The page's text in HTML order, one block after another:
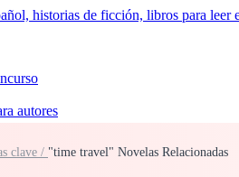
autores
clave / "time travel" Novelas Relacionadas